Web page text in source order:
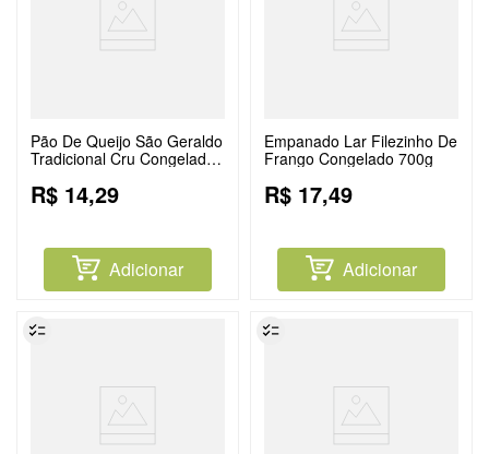
Pão De Queijo São Geraldo
Tradicional Cru Congelado
R$ 14,29
Adicionar
Empanado Lar Filezinho De
Frango Congelado 700g
R$ 17,49
Adicionar